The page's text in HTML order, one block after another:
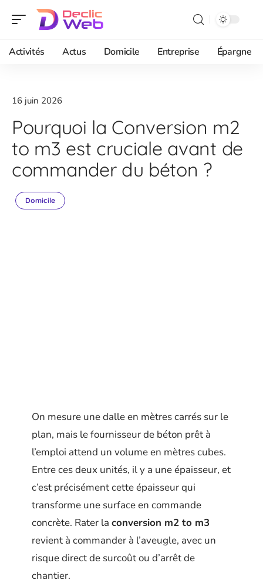
Activités Actus Domicile Entreprise Épargne
16 juin 2026
Pourquoi la Conversion m2
to m3 est cruciale avant de
commander du béton ?
Domicile
On mesure une dalle en mètres carrés sur le
plan, mais le fournisseur de béton prêt à
l’emploi attend un volume en mètres cubes.
Entre ces deux unités, il y a une épaisseur, et
c’est précisément cette épaisseur qui
transforme une surface en commande
concrète. Rater la conversion m2 to m3
revient à commander à l’aveugle, avec un
risque direct de surcoût ou d’arrêt de
chantier.